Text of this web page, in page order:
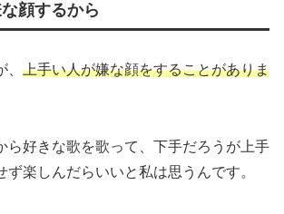
顔するから
上手い人が嫌な顔をすることがありま
ら好きな歌を歌って、下手だろうが上手
ず楽しんだらいいと私は思うんです。